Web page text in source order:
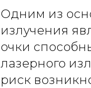
Одним из
излучения
очки
лазерного
риск